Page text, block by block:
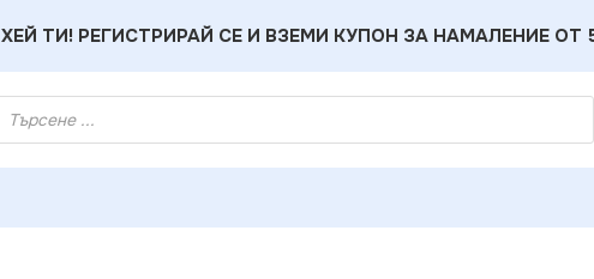
ХЕЙ ТИ! РЕГИСТРИРАЙ СЕ И ВЗЕМИ КУПОН ЗА НАМАЛЕНИЕ ОТ